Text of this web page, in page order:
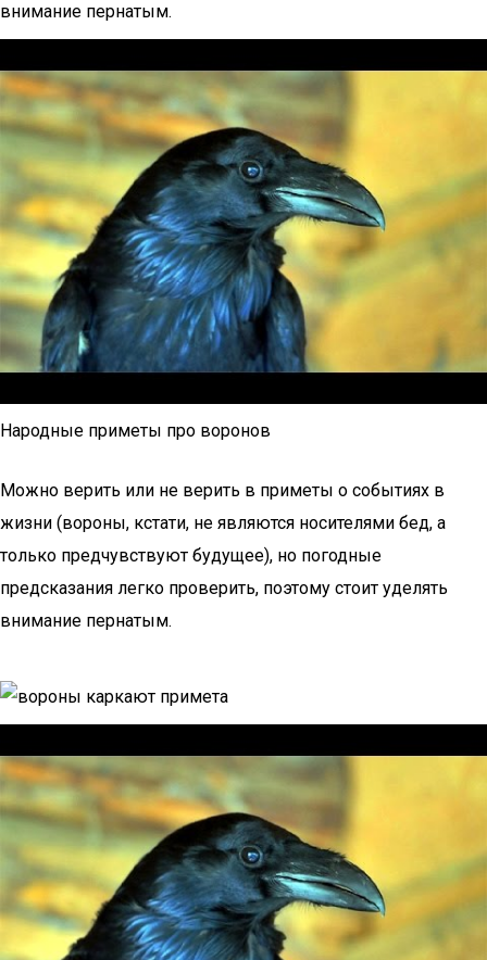
внимание пернатым.
Народные приметы про воронов
Можно верить или не верить в приметы о событиях в
жизни (вороны, кстати, не являются носителями бед, а
только предчувствуют будущее), но погодные
предсказания легко проверить, поэтому стоит уделять
внимание пернатым.